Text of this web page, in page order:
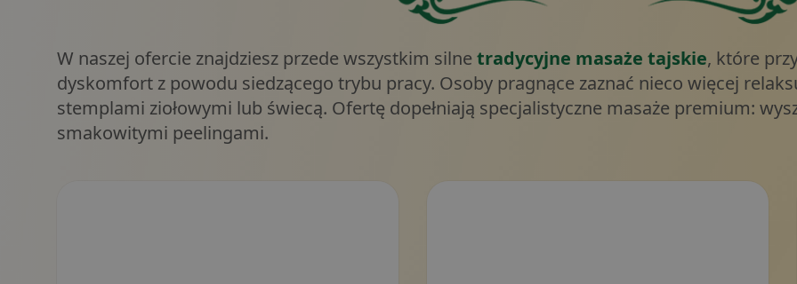
W naszej ofercie znajdziesz przede wszystkim silne tradycyjne masaże tajskie, które
dyskomfort z powodu siedzącego trybu pracy. Osoby pragnące zaznać nieco więcej
stemplami ziołowymi lub świecą. Ofertę dopełniają specjalistyczne masaże premium:
smakowitymi peelingami.